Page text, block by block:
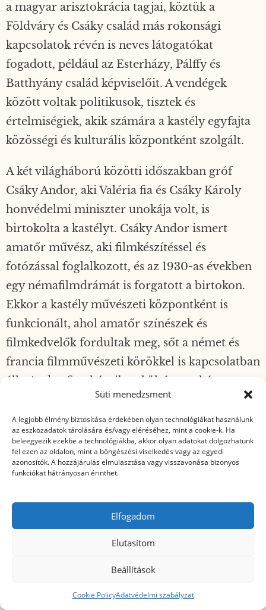
Süti menedzsment
A legjobb élmény biztosítása érdekében olyan technológiákat használunk
az eszközadatok tárolására és/vagy eléréséhez, mint a cookie-k. Ha
beleegyezik ezekbe a technológiákba, akkor olyan adatokat dolgozhatunk
fel ezen az oldalon, mint a böngészési viselkedés vagy az egyedi
azonosítók. A hozzájárulás elmulasztása vagy visszavonása bizonyos
funkciókat hátrányosan érinthet.
Elfogadom
Elutasítom
Beállítások
Cookie PolicyAdatvédelmi szabályzat
a magyar arisztokrácia tagjai, köztük a
Földváry és Csáky család más rokonsági
kapcsolatok révén is neves látogatókat
fogadott, például az Esterházy, Pálffy és
Batthyány család képviselőit. A vendégek
között voltak politikusok, tisztek és
értelmiségiek, akik számára a kastély egyfajta
közösségi és kulturális központként szolgált.
A két világháború közötti időszakban gróf
Csáky Andor, aki Valéria fia és Csáky Károly
honvédelmi miniszter unokája volt, is
birtokolta a kastélyt. Csáky Andor ismert
amatőr művész, aki filmkészítéssel és
fotózással foglalkozott, és az 1930-as években
egy némafilmdrámát is forgatott a birtokon.
Ekkor a kastély művészeti központként is
funkcionált, ahol amatőr színészek és
filmkedvelők fordultak meg, sőt a német és
francia filmművészeti körökkel is kapcsolatban
állt. Andor fiatal éveiben költészettel és
közgazdasággal is foglalkozott, majd a fotózás
és a filmkészítés felé fordult az érdeklődése. Az
1930-as évek elején Andor a némafilmkészítés
úttörői közé tartozott Magyarországon. 1931-
ben kétfelvonásos némafilmdrámát forgatott a
kastély alkalmazottai is szerepeltek. A gróf
kapcsolatai révén a német és francia
konzultált, miközben saját filmjét tervezte. A
Kastélyt a háború előtt nem sokkal a Kuster